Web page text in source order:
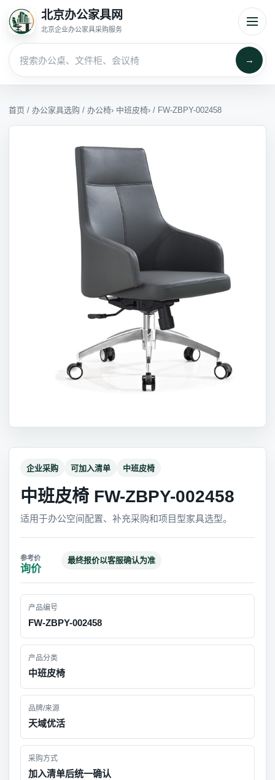
北京办公家具网
北京企业办公家具采购服务
→
首页 / 办公家具选购 / 办公椅› 中班皮椅› / FW-ZBPY-002458
企业采购 可加入清单 中班皮椅
中班皮椅 FW-ZBPY-002458
适用于办公空间配置、补充采购和项目型家具选型。
询价
最终报价以客服确认为准
产品编号
FW-ZBPY-002458
产品分类
中班皮椅
品牌/来源
天域优活
采购方式
加入清单后统一确认